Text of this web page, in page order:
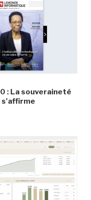
: La souveraineté
s'affirme